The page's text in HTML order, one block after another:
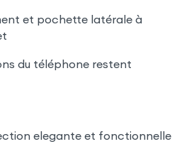
et pochette latérale à
du téléphone restent
elegante et fonctionnelle